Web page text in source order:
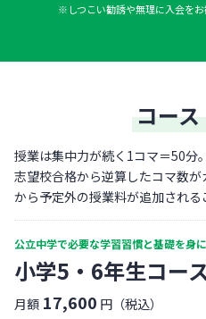
※しつこい勧誘や無理に入会をお
コー
授業は集中力が続く1コマ＝50分。
志望校合格から逆算したコマ数
から予定外の授業料が追加される
公立中学で必要な学習習慣と基礎を身
小学5・6年生コー
月額 17,600 円（税込）